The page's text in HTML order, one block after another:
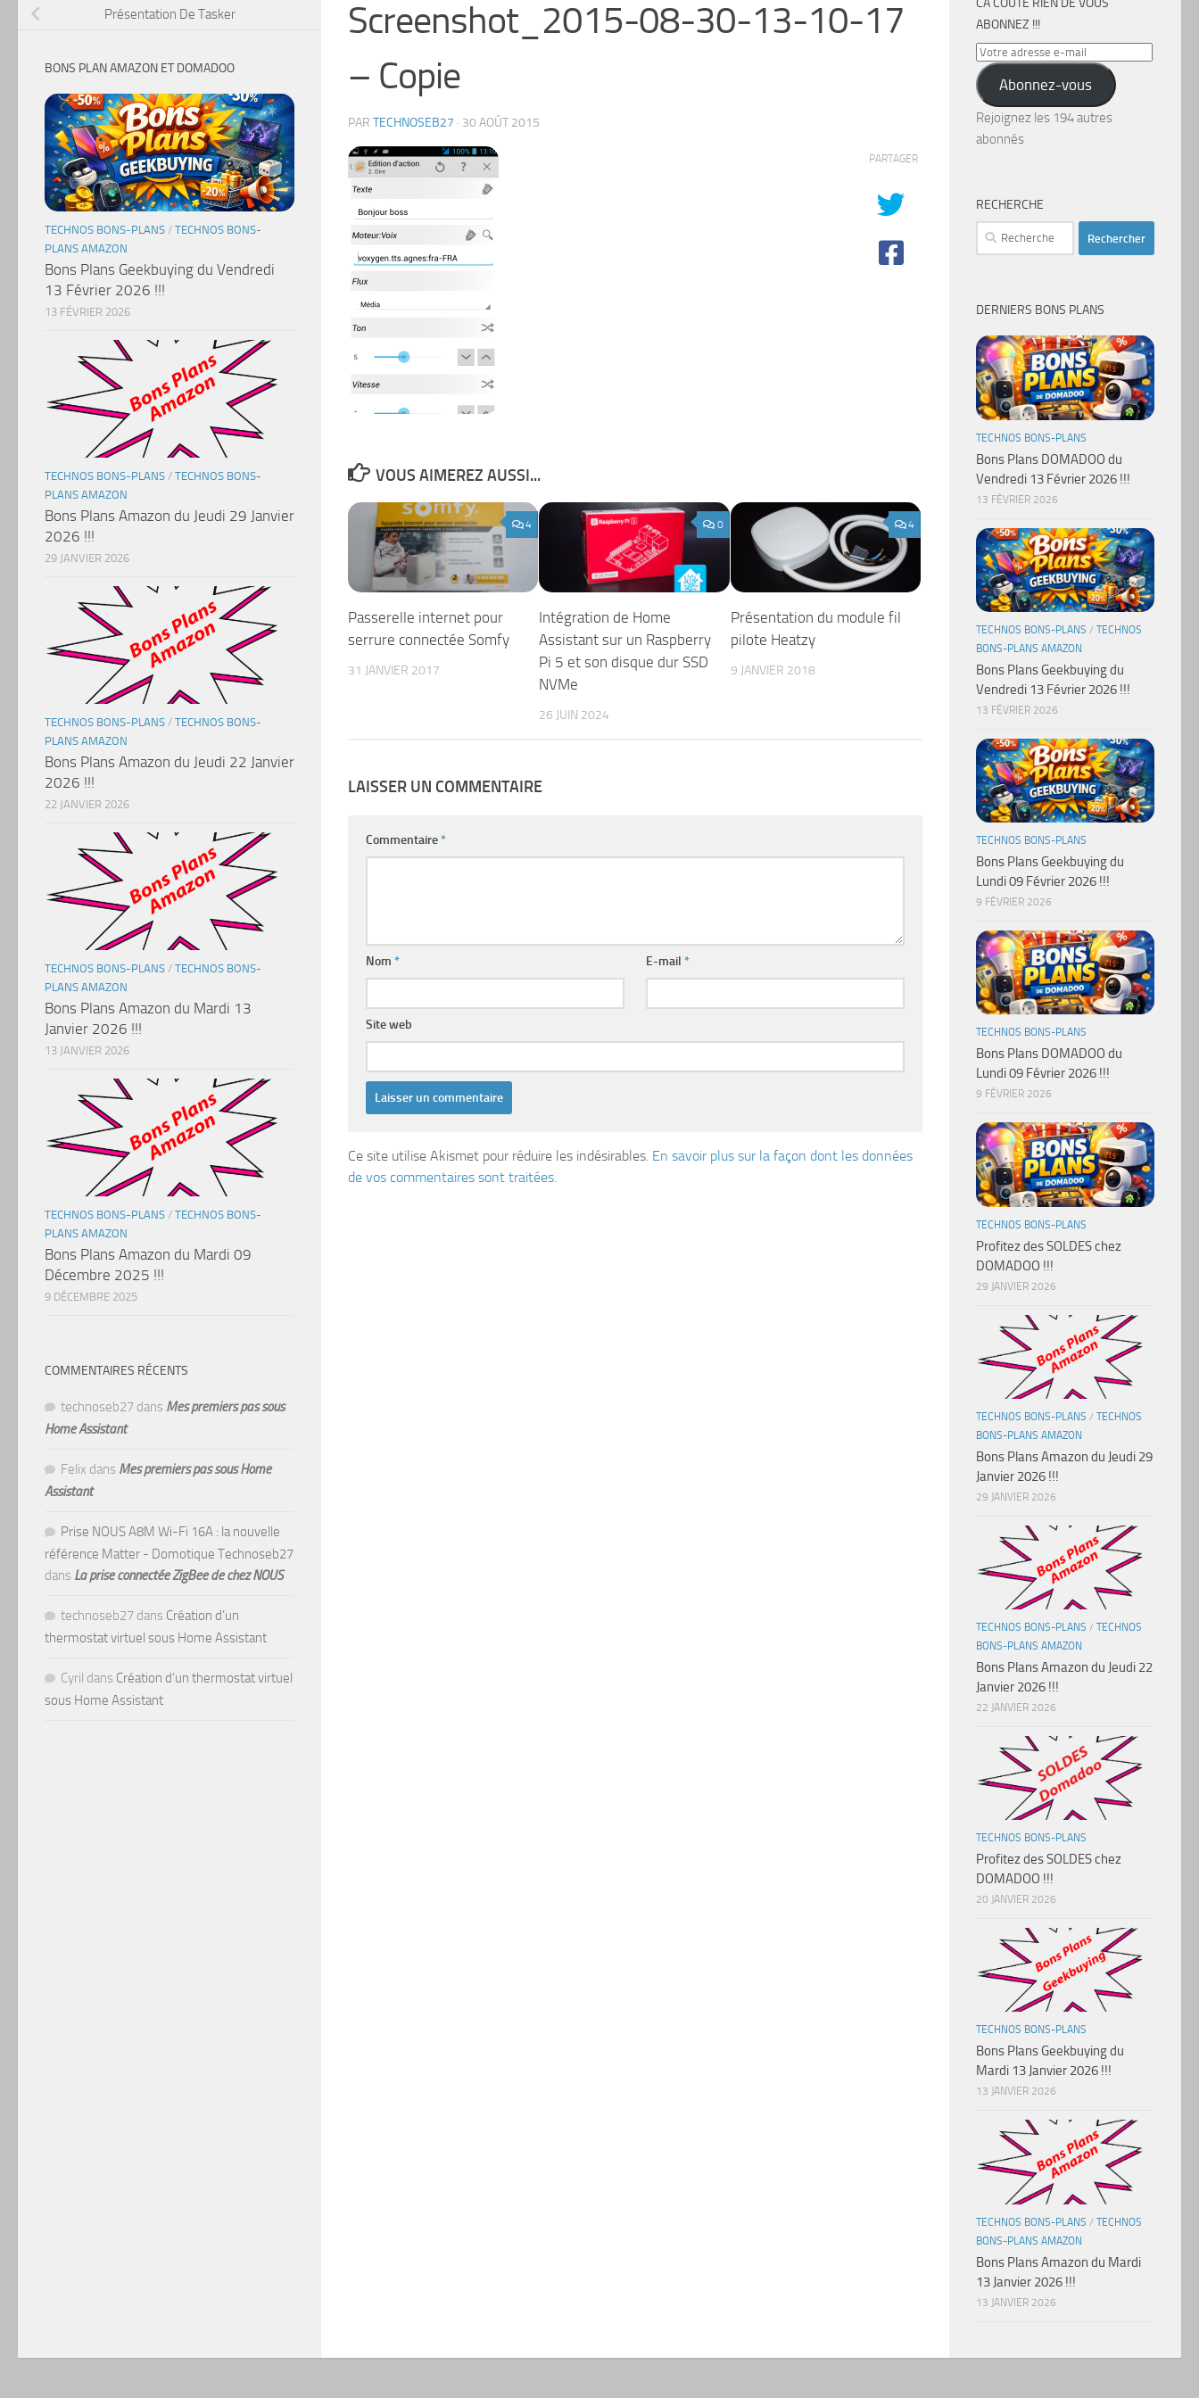
Screenshot_2015-08-30-13-10-17
– Copie
PAR TECHNOSEB27 · 30 AOÛT 2015
PARTAGER
VOUS AIMEREZ AUSSI...
4
Passerelle internet pour
serrure connectée Somfy
31 JANVIER 2017
0
Intégration de Home
Assistant sur un Raspberry
Pi 5 et son disque dur SSD
NVMe
26 JUIN 2024
4
Présentation du module fil
pilote Heatzy
9 JANVIER 2018
LAISSER UN COMMENTAIRE
Commentaire*
Nom * E-mail*
Site web
Ce site utilise Akismet pour réduire les indésirables. En savoir plus sur la façon dont les données
de vos commentaires sont traitées
Présentation De Tasker
BONS PLAN AMAZON ET DOMADOO
TECHNOS BONS-PLANS / TECHNOS BONS-
PLANS AMAZON
Bons Plans Geekbuying du Vendredi
13 Février 2026 !!!
13 FÉVRIER 2026
TECHNOS BONS-PLANS / TECHNOS BONS-
PLANS AMAZON
Bons Plans Amazon du Jeudi 29 Janvier
2026 !!!
29 JANVIER 2026
TECHNOS BONS-PLANS / TECHNOS BONS-
PLANS AMAZON
Bons Plans Amazon du Jeudi 22 Janvier
2026 !!!
22 JANVIER 2026
TECHNOS BONS-PLANS / TECHNOS BONS-
PLANS AMAZON
Bons Plans Amazon du Mardi 13
Janvier 2026 !!!
13 JANVIER 2026
TECHNOS BONS-PLANS / TECHNOS BONS-
PLANS AMAZON
Bons Plans Amazon du Mardi 09
Décembre 2025 !!!
9 DÉCEMBRE 2025
COMMENTAIRES RÉCENTS
technoseb27 dans Mes premiers pas sous
Home Assistant
Felix dans Mes premiers pas sous Home
Assistant
Prise NOUS A8M Wi-Fi 16A : la nouvelle
référence Matter - Domotique Technoseb27
dans La prise connectée ZigBee de chez NOUS
technoseb27 dans Création d’un
thermostat virtuel sous Home Assistant
Cyril dans Création d’un thermostat virtuel
sous Home Assistant
CA COÛTE RIEN DE VOUS
ABONNEZ !!!
Votre
adresse
e-
mail
Abonnez-vous
Rejoignez les 194 autres
abonnés
RECHERCHE
Rechercher :
DERNIERS BONS PLANS
TECHNOS BONS-PLANS
Bons Plans DOMADOO du
Vendredi 13 Février 2026 !!!
13 FÉVRIER 2026
TECHNOS BONS-PLANS / TECHNOS
BONS-PLANS AMAZON
Bons Plans Geekbuying du
Vendredi 13 Février 2026 !!!
13 FÉVRIER 2026
TECHNOS BONS-PLANS
Bons Plans Geekbuying du
Lundi 09 Février 2026 !!!
9 FÉVRIER 2026
TECHNOS BONS-PLANS
Bons Plans DOMADOO du
Lundi 09 Février 2026 !!!
9 FÉVRIER 2026
TECHNOS BONS-PLANS
Profitez des SOLDES chez
DOMADOO !!!
29 JANVIER 2026
TECHNOS BONS-PLANS / TECHNOS
BONS-PLANS AMAZON
Bons Plans Amazon du Jeudi 29
Janvier 2026 !!!
29 JANVIER 2026
TECHNOS BONS-PLANS / TECHNOS
BONS-PLANS AMAZON
Bons Plans Amazon du Jeudi 22
Janvier 2026 !!!
22 JANVIER 2026
TECHNOS BONS-PLANS
Profitez des SOLDES chez
DOMADOO !!!
20 JANVIER 2026
TECHNOS BONS-PLANS
Bons Plans Geekbuying du
Mardi 13 Janvier 2026 !!!
13 JANVIER 2026
TECHNOS BONS-PLANS / TECHNOS
BONS-PLANS AMAZON
Bons Plans Amazon du Mardi
13 Janvier 2026 !!!
13 JANVIER 2026